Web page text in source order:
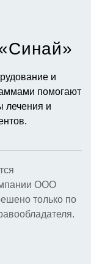
и
помогают
лечения и
ООО
только по